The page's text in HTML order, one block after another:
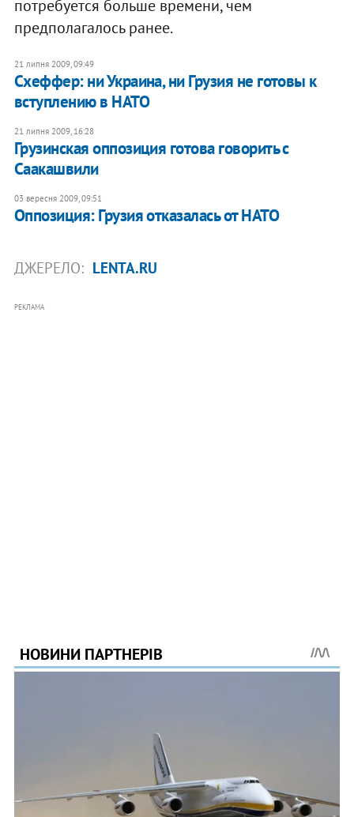
потребуется больше времени, чем
предполагалось ранее.
21 липня 2009, 09:49
Схеффер: ни Украина, ни Грузия не готовы к
вступлению в НАТО
21 липня 2009, 16:28
Грузинская оппозиция готова говорить с
Саакашвили
03 вересня 2009, 09:51
Оппозиция: Грузия отказалась от НАТО
ДЖЕРЕЛО: LENTA.RU
РЕКЛАМА